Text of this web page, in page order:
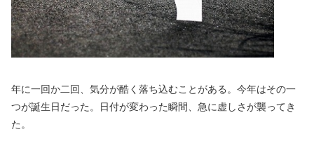
年に一回か二回、気分が酷く落ち込むことがある。今年はその一
つが誕生日だった。日付が変わった瞬間、急に虚しさが襲ってき
た。